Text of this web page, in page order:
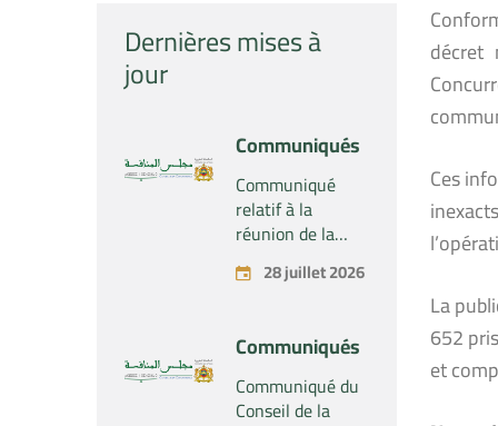
Dernières mises à
jour
Communiqués
Communiqué
relatif à la
réunion de la
Section du
Conseil de la
Tenue le mardi
28 juillet 2026
28 juillet 2026
Communiqués
Communiqué du
Conseil de la
Ces
La
652
et